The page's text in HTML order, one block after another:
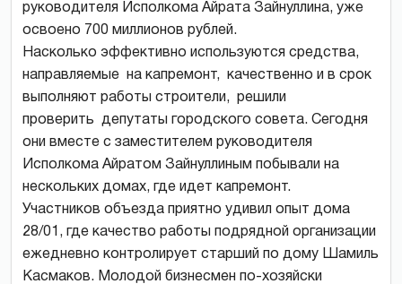
руководителя Исполкома Айрата Зайнуллина, уже
освоено 700 миллионов рублей.
Насколько эффективно используются средства,
направляемые на капремонт, качественно и в срок
выполняют работы строители, решили
проверить депутаты городского совета. Сегодня
они вместе с заместителем руководителя
Исполкома Айратом Зайнуллиным побывали на
нескольких домах, где идет капремонт.
Участников объезда приятно удивил опыт дома
28/01, где качество работы подрядной организации
ежедневно контролирует старший по дому Шамиль
Касмаков. Молодой бизнесмен по-хозяйски